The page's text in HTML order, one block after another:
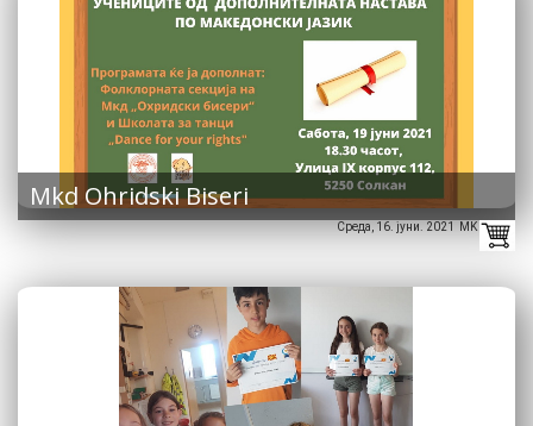
Mkd Ohridski Biseri
Среда, 16. јуни. 2021 MK